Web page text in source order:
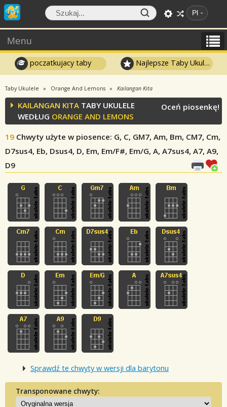
Pl
Menu
poczatkujacy taby Najlepsze Taby Ukulele
Taby Ukulele Orange And Lemons Kailangan Kita
KAILANGAN KITA TABY UKULELE
WEDŁUG ORANGE AND LEMONS
19 Chwyty użyte w piosence: G, C, GM7, Am, Bm, CM7, Cm,
D7sus4, Eb, Dsus4, D, Em, Em/F#, Em/G, A, A7sus4, A7, A9,
D9
Oceń piosenkę!
Sprawdź te chwyty w wersji dla barytonu
Transponowane chwyty: